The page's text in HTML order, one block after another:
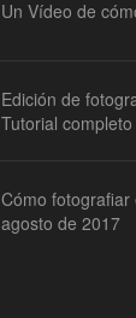
Un Vídeo de
Edición de
Tutorial
Cómo fotografiar
agosto de 2017